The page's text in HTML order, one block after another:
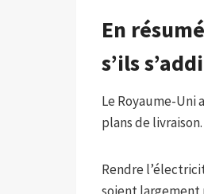
En
s’ils
Le Royaume-Uni
plans de
Rendre